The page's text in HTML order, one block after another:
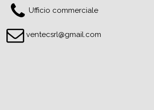
Ufficio commerciale
ventecsrl@gmail.com